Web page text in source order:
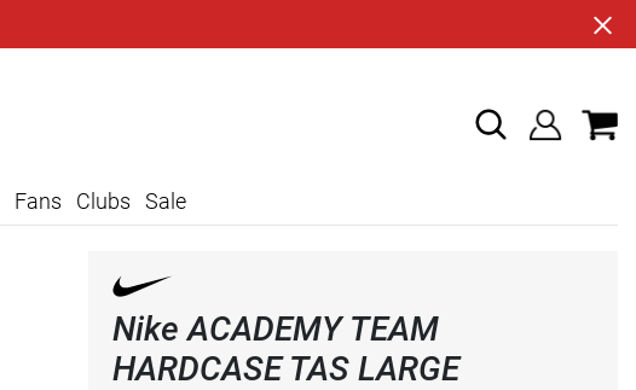
Fans Clubs Sale
Nike ACADEMY TEAM
HARDCASE TAS LARGE